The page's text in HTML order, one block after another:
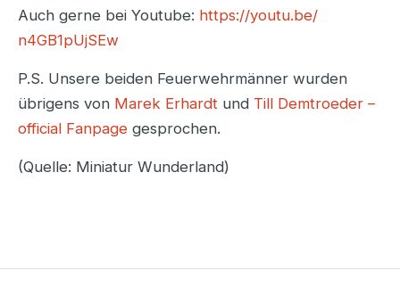
Auch gerne bei Youtube: https://youtu.be/
n4GB1pUjSEw
P.S. Unsere beiden Feuerwehrmänner wurden
übrigens von Marek Erhardt und Till Demtroeder –
official Fanpage gesprochen.
(Quelle: Miniatur Wunderland)